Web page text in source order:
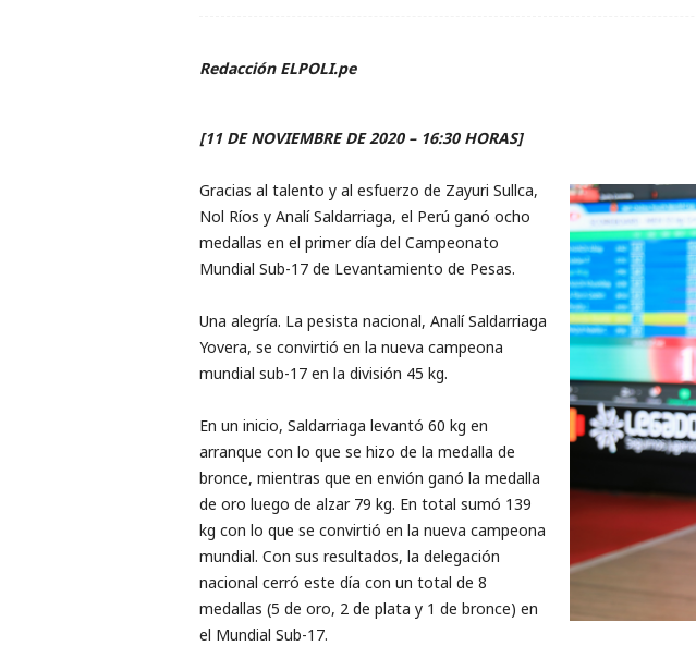
Redacción ELPOLI.pe
[11 DE NOVIEMBRE DE 2020 – 16:30 HORAS]
Gracias al talento y al esfuerzo de Zayuri Sullca,
Nol Ríos y Analí Saldarriaga, el Perú ganó ocho
medallas en el primer día del Campeonato
Mundial Sub-17 de Levantamiento de Pesas.
Una alegría. La pesista nacional, Analí Saldarriaga
Yovera, se convirtió en la nueva campeona
mundial sub-17 en la división 45 kg.
En un inicio, Saldarriaga levantó 60 kg en
arranque con lo que se hizo de la medalla de
bronce, mientras que en envión ganó la medalla
de oro luego de alzar 79 kg. En total sumó 139
kg con lo que se convirtió en la nueva campeona
mundial. Con sus resultados, la delegación
nacional cerró este día con un total de 8
medallas (5 de oro, 2 de plata y 1 de bronce) en
el Mundial Sub-17.